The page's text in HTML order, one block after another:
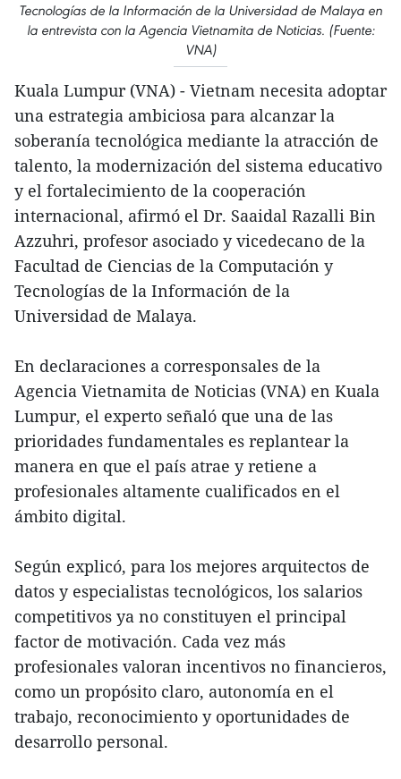
Tecnologías de la Información de la Universidad de Malaya en
la entrevista con la Agencia Vietnamita de Noticias. (Fuente:
VNA)
Kuala Lumpur (VNA) - Vietnam necesita adoptar
una estrategia ambiciosa para alcanzar la
soberanía tecnológica mediante la atracción de
talento, la modernización del sistema educativo
y el fortalecimiento de la cooperación
internacional, afirmó el Dr. Saaidal Razalli Bin
Azzuhri, profesor asociado y vicedecano de la
Facultad de Ciencias de la Computación y
Tecnologías de la Información de la
Universidad de Malaya.
En declaraciones a corresponsales de la
Agencia Vietnamita de Noticias (VNA) en Kuala
Lumpur, el experto señaló que una de las
prioridades fundamentales es replantear la
manera en que el país atrae y retiene a
profesionales altamente cualificados en el
ámbito digital.
Según explicó, para los mejores arquitectos de
datos y especialistas tecnológicos, los salarios
competitivos ya no constituyen el principal
factor de motivación. Cada vez más
profesionales valoran incentivos no financieros,
como un propósito claro, autonomía en el
trabajo, reconocimiento y oportunidades de
desarrollo personal.